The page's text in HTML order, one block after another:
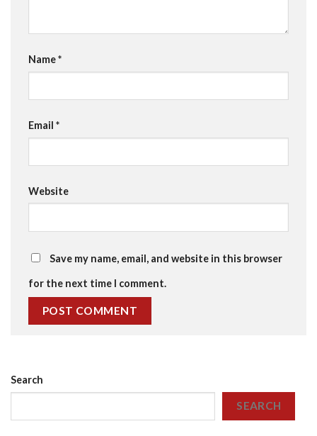
Name*
Email *
Website
Save my name, email, and website in this browser
for the next time I comment.
Search
SEARCH